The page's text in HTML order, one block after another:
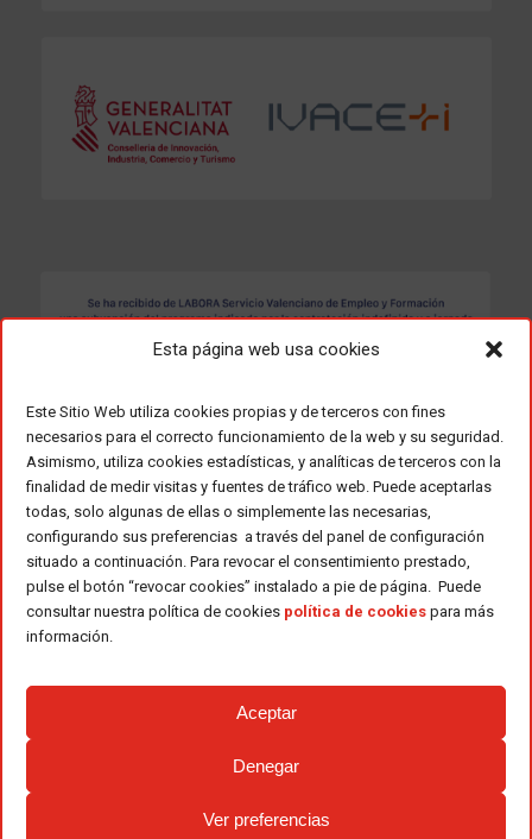
Esta página web usa cookies
Este Sitio Web utiliza cookies propias y de terceros con fines
necesarios para el correcto funcionamiento de la web y su seguridad.
Asimismo, utiliza cookies estadísticas, y analíticas de terceros con la
finalidad de medir visitas y fuentes de tráfico web. Puede aceptarlas
todas, solo algunas de ellas o simplemente las necesarias,
configurando sus preferencias a través del panel de configuración
situado a continuación. Para revocar el consentimiento prestado,
pulse el botón “revocar cookies” instalado a pie de página. Puede
consultar nuestra política de cookies política de cookies para más
información.
Aceptar
Denegar
Ver preferencias